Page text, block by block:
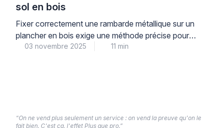
sol en bois
Fixer correctement une rambarde métallique sur un
plancher en bois exige une méthode précise pour
garantir la sécurité de tous et la pérennité de
03 novembre 2025 11 min
“On ne vend plus seulement un service : on vend la preuve qu'on le
fait bien. C'est ça, l'effet Plus que pro.”